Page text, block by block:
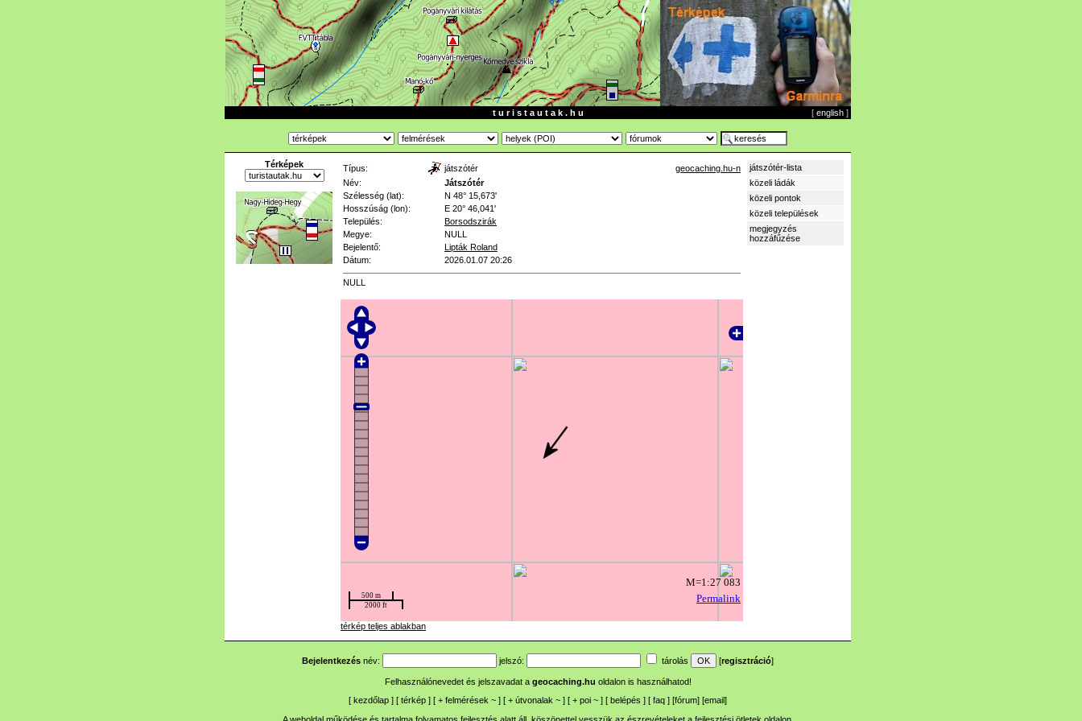
t u r i s t a u t a k . h u [ english ]
Térképek Típus: játszótér
geocaching.hu-n
Név:
Játszótér
Szélesség (lat):
N 48° 15,673'
Hosszúság (lon):
E 20° 46,041'
Település:
Borsodszirák
Megye:
NULL
Bejelentő:
Lipták Roland
Dátum:
2026.01.07 20:26
NULL
térkép teljes ablakban
játszótér-lista
közeli ládák
közeli pontok
közeli települések
megjegyzés
hozzáfűzése
Bejelentkezés név: jelszó: tárolás [regisztráció]
Felhasználónevedet és jelszavadat a geocaching.hu oldalon is használhatod!
[ kezdőlap ] [ térkép ] [ + felmérések ~ ] [ + útvonalak ~ ] [ + poi ~ ] [ belépés ] [ faq ] [fórum] [email]